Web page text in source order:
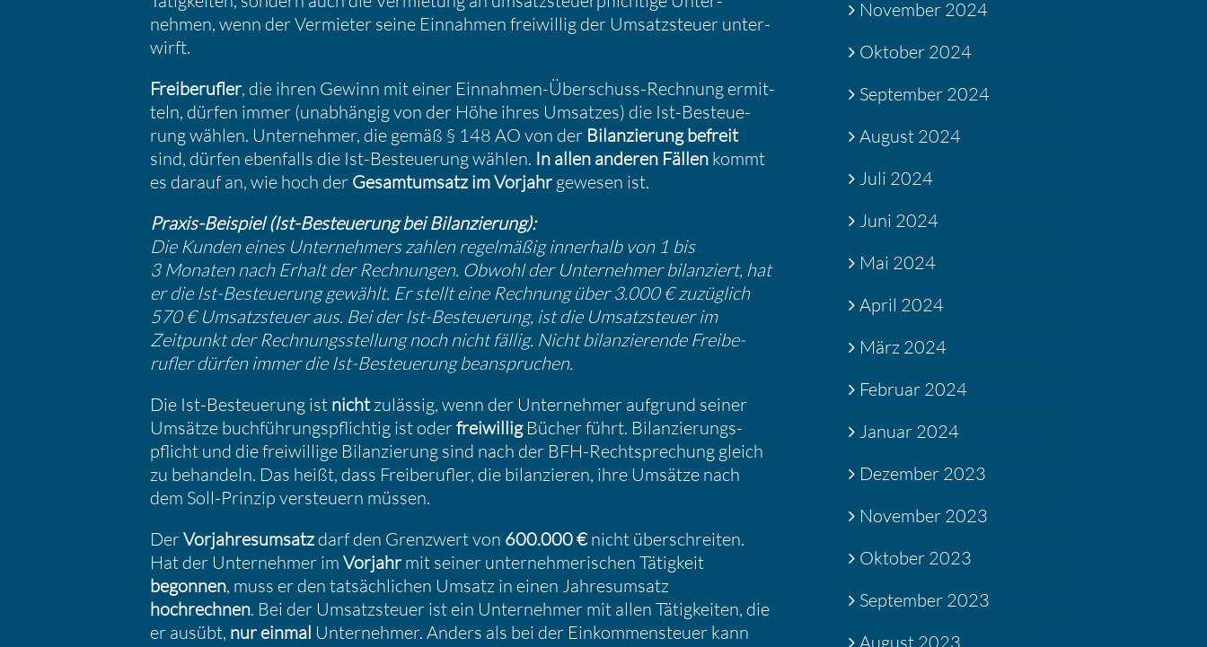
nehmen, wenn der Vermieter seine Einnahmen freiwillig der Umsatz­steuer unter­
wirft.
Freibe­rufler, die ihren Gewinn mit einer Einnahmen-Überschuss-Rechnung ermit­
teln, dürfen immer (unabhängig von der Höhe ihres Umsatzes) die Ist-Besteue­
rung wählen. Unter­nehmer, die gemäß § 148 AO von der Bilan­zie­rung befreit
sind, dürfen ebenfalls die Ist-Besteue­rung wählen. In allen anderen Fällen kommt
es darauf an, wie hoch der Gesamt­um­satz im Vorjahr gewesen ist.
Praxis-Beispiel (Ist-Besteue­rung bei Bilan­zie­rung):
Die Kunden eines Unter­neh­mers zahlen regel­mäßig inner­halb von 1 bis
3 Monaten nach Erhalt der Rechnungen. Obwohl der Unter­nehmer bilan­ziert, hat
er die Ist-Besteue­rung gewählt. Er stellt eine Rechnung über 3.000 € zuzüg­lich
570 € Umsatz­steuer aus. Bei der Ist-Besteue­rung, ist die Umsatz­steuer im
Zeitpunkt der Rechnungs­stel­lung noch nicht fällig. Nicht bilan­zie­rende Freibe­
rufler dürfen immer die Ist-Besteue­rung beanspru­chen.
Die Ist-Besteue­rung ist nichtzulässig, wenn der Unter­nehmer aufgrund seiner
Umsätze buchfüh­rungs­pflichtig ist oderfreiwilligBücher führt. Bilan­zie­rungs­
pflicht und die freiwil­lige Bilan­zie­rung sind nach der BFH-Recht­spre­chung gleich
zu behan­deln. Das heißt, dass Freibe­rufler, die bilan­zieren, ihre Umsätze nach
dem Soll-Prinzip versteuern müssen.
DerVorjah­res­um­satzdarf den Grenz­wert von 600.000 €nicht überschreiten.
Hat der Unter­nehmer im Vorjahr mit seiner unter­neh­me­ri­schen Tätig­keit
begonnen, muss er den tatsäch­li­chen Umsatz in einen Jahres­um­satz
hochrechnen. Bei der Umsatz­steuer ist ein Unter­nehmer mit allen Tätig­keiten, die
er ausübt, nur einmal Unter­nehmer. Anders als bei der Einkom­men­steuer kann
November 2024
Oktober 2024
September 2024
August 2024
Juli 2024
Juni 2024
Mai 2024
April 2024
März 2024
Februar 2024
Januar 2024
Dezember 2023
November 2023
Oktober 2023
September 2023
August 2023